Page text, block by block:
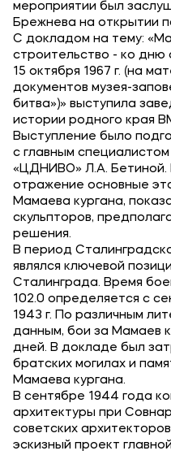
Подобрать
мероприятии был
Брежнева на открытии
С докладом на тему:
строительство - ко дню
15 октября 1967 г. (на
документов музея-
битва»)» выступила
истории родного края
Выступление было
с главным
«ЦДНИВО» Л.А. Бетиной.
отражение основные
Мамаева кургана,
скульпторов,
решения.
В период
являлся ключевой
Сталинграда. Время
102.0 определяется с
1943 г. По различным
данным, бои за Мамаев
дней. В докладе был
братских могилах и
Мамаева кургана.
В сентябре 1944 года
архитектуры при
советских
эскизный проект